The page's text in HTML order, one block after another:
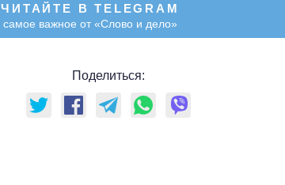
ЧИТАЙТЕ В TELEGRAM
самое важное от «Слово и дело»
Поделиться: